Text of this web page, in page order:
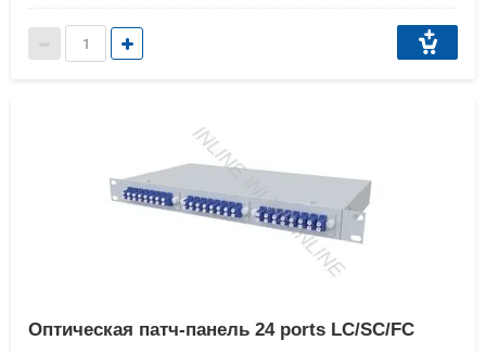
Оптическая патч-панель 24 ports LC/SC/FC